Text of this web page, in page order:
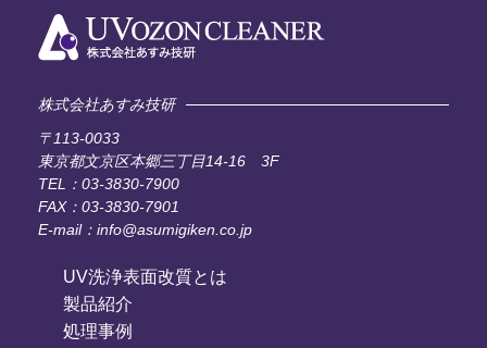
株式会社あすみ技研
〒113-0033
東京都文京区本郷三丁目14-16 3F
TEL：03-3830-7900
FAX：03-3830-7901
E-mail：info@asumigiken.co.jp
UV洗浄表面改質とは
製品紹介
処理事例